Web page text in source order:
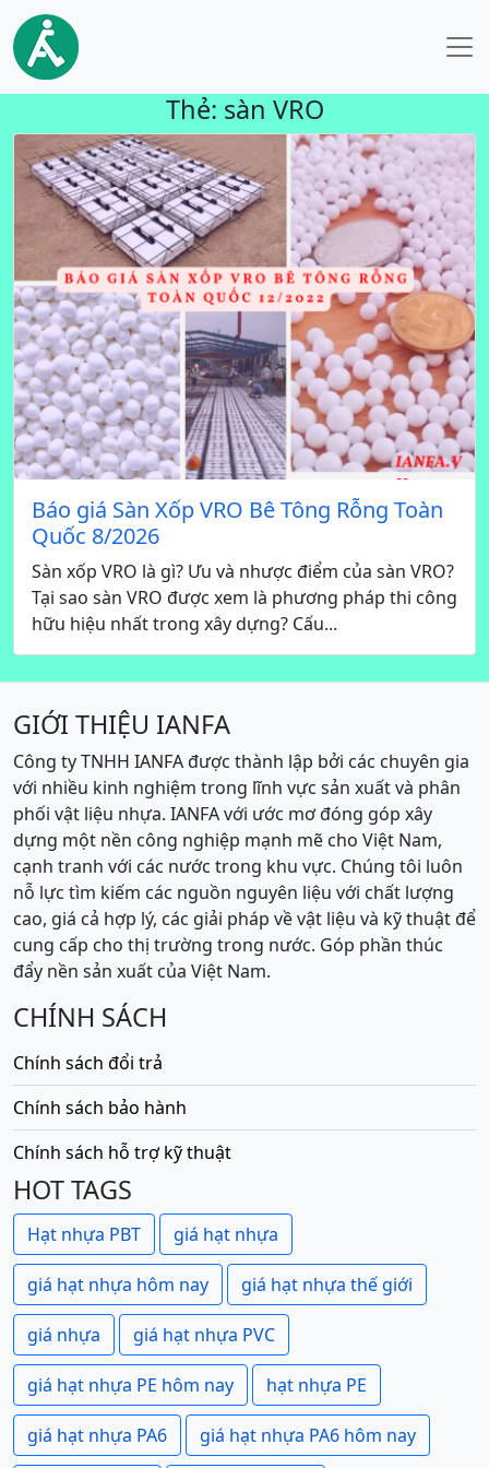
Thẻ: sàn VRO
Báo giá Sàn Xốp VRO Bê Tông Rỗng Toàn
Quốc 8/2026
Sàn xốp VRO là gì? Ưu và nhược điểm của sàn VRO?
Tại sao sàn VRO được xem là phương pháp thi công
hữu hiệu nhất trong xây dựng? Cấu...
GIỚI THIỆU IANFA
Công ty TNHH IANFA được thành lập bởi các chuyên gia
với nhiều kinh nghiệm trong lĩnh vực sản xuất và phân
phối vật liệu nhựa. IANFA với ước mơ đóng góp xây
dựng một nền công nghiệp mạnh mẽ cho Việt Nam,
cạnh tranh với các nước trong khu vực. Chúng tôi luôn
nỗ lực tìm kiếm các nguồn nguyên liệu với chất lượng
cao, giá cả hợp lý, các giải pháp về vật liệu và kỹ thuật để
cung cấp cho thị trường trong nước. Góp phần thúc
đẩy nền sản xuất của Việt Nam.
CHÍNH SÁCH
Chính sách đổi trả
Chính sách bảo hành
Chính sách hỗ trợ kỹ thuật
HOT TAGS
Hạt nhựa PBT giá hạt nhựa
giá hạt nhựa hôm nay giá hạt nhựa thế giới
giá nhựa giá hạt nhựa PVC
giá hạt nhựa PE hôm nay hạt nhựa PE
giá hạt nhựa PA6 giá hạt nhựa PA6 hôm nay